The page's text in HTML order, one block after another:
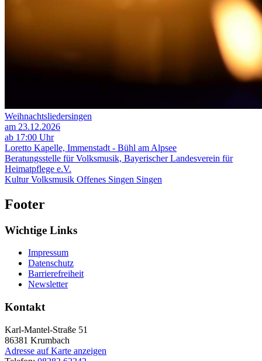
Weihnachtsliedersingen
am 23.12.2026
ab 17:00 Uhr
Loretto Kapelle, Immenstadt - Bühl am Alpsee
Beratungsstelle für Volksmusik, Bayerischer Landesverein für
Heimatpflege e.V.
Kultur Volksmusik Offenes Singen Singen
Footer
Wichtige Links
Impressum
Datenschutz
Barrierefreiheit
Newsletter
Kontakt
Karl-Mantel-Straße 51
86381 Krumbach
Adresse auf Karte anzeigen